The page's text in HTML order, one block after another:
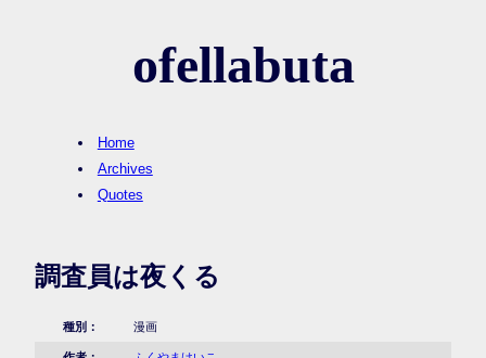
ofellabuta
Home
Archives
Quotes
調査員は夜くる
種別： 漫画